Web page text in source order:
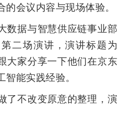
会议内容与现场体验。
数据与智慧供应链事业部
二场演讲，演讲标题为
大家分享一下他们在京东
能实践经验。
了不改变原意的整理，演